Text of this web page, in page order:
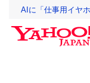
AIに「仕事用イヤ